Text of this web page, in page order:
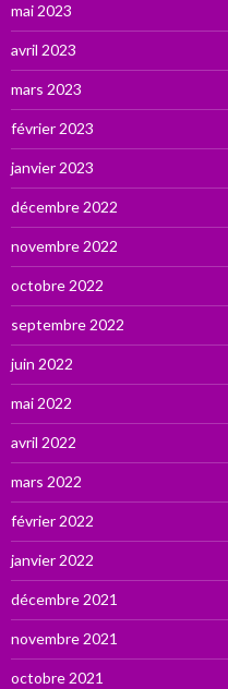
mai 2023
avril 2023
mars 2023
février 2023
janvier 2023
décembre 2022
novembre 2022
octobre 2022
septembre 2022
juin 2022
mai 2022
avril 2022
mars 2022
février 2022
janvier 2022
décembre 2021
novembre 2021
octobre 2021